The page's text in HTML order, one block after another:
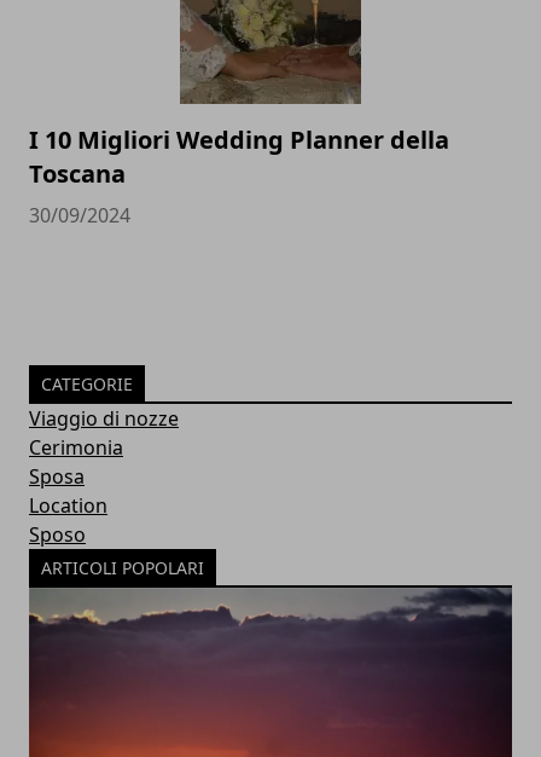
I 10 Migliori Wedding Planner della
Toscana
30/09/2024
CATEGORIE
Viaggio di nozze
Cerimonia
Sposa
Location
Sposo
ARTICOLI POPOLARI